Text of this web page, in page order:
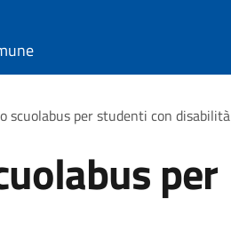
scuolabus per studenti con disabilità
per